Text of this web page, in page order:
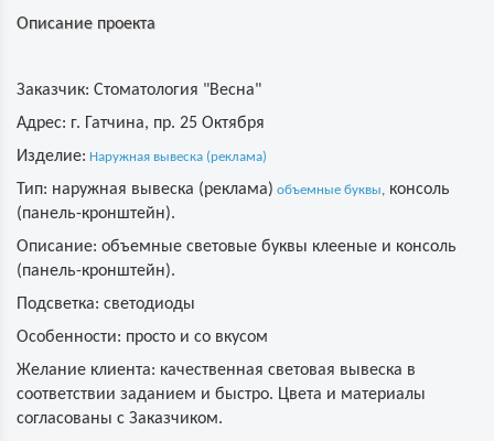
Описание проекта
Заказчик: Стоматология "Весна"
Адрес: г. Гатчина, пр. 25 Октября
Изделие: Наружная вывеска (реклама)
Тип: наружная вывеска (реклама) объемные буквы, консоль
(панель-кронштейн).
Описание: объемные световые буквы клееные и консоль
(панель-кронштейн).
Подсветка: светодиоды
Особенности: просто и со вкусом
Желание клиента: качественная световая вывеска в
соответствии заданием и быстро. Цвета и материалы
согласованы с Заказчиком.